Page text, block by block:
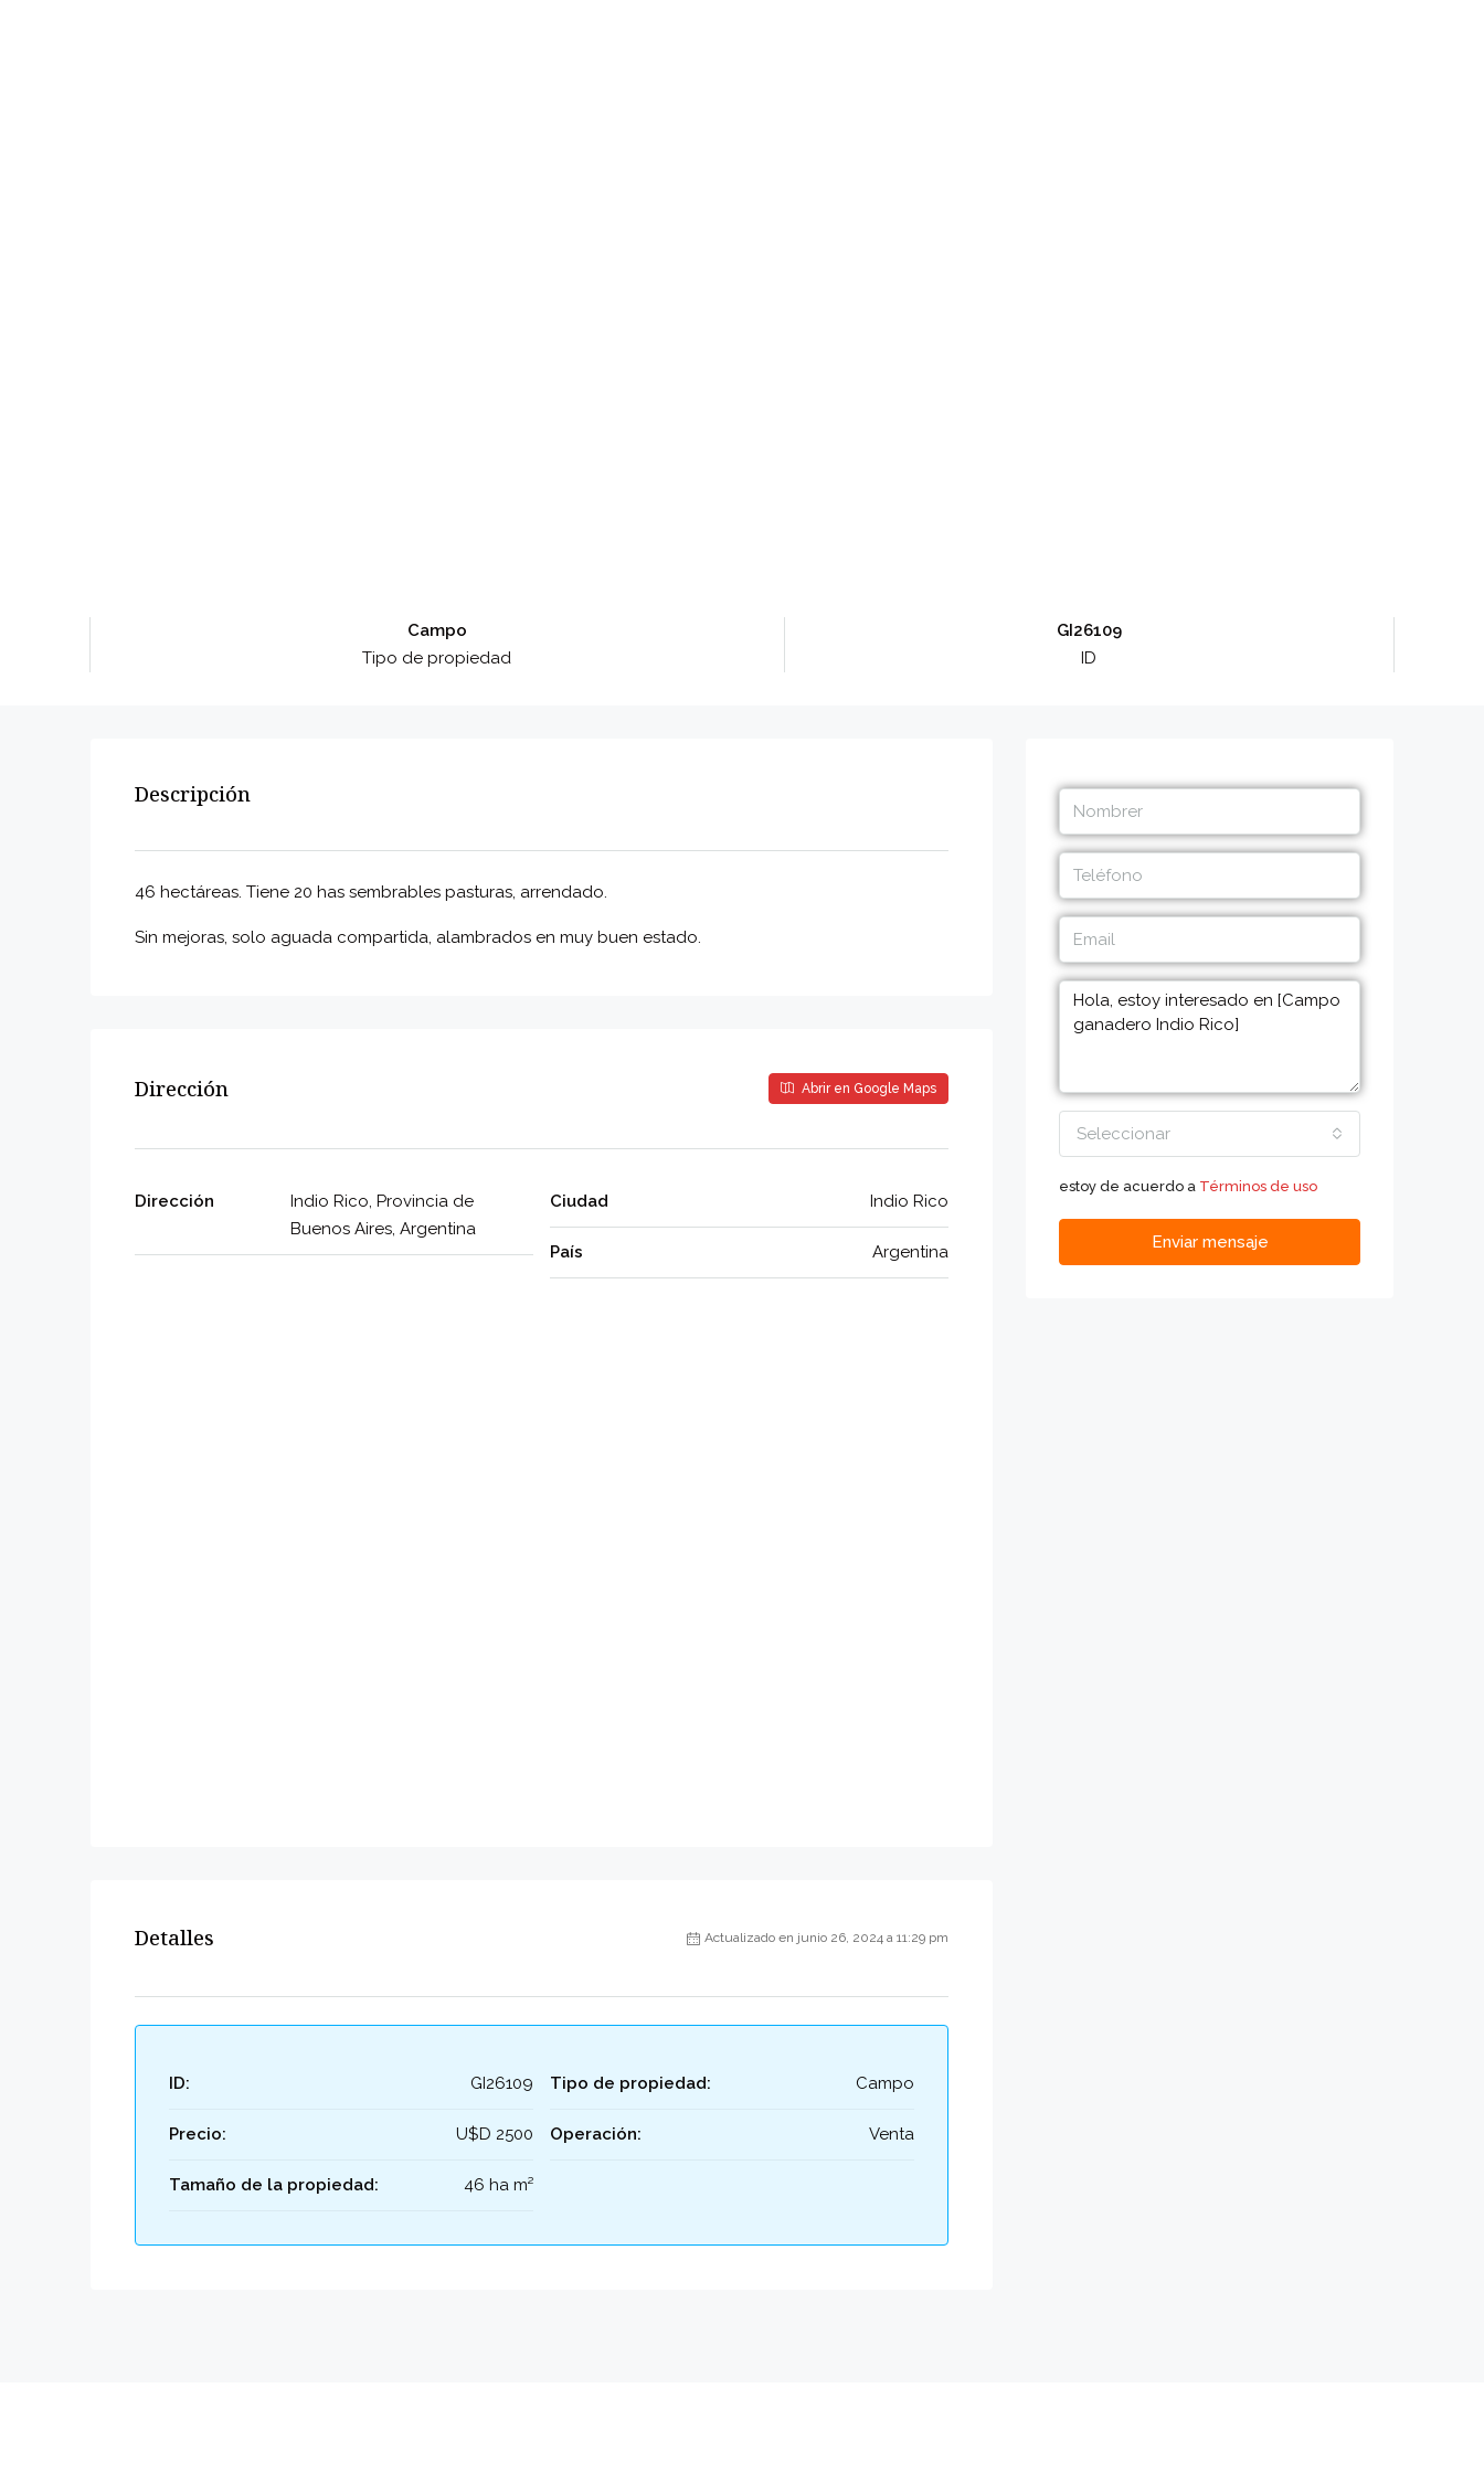
Campo
Tipo de propiedad
GI26109
ID
Descripción
46 hectáreas. Tiene 20 has sembrables pasturas, arrendado.
Sin mejoras, solo aguada compartida, alambrados en muy buen estado.
Dirección Abrir en Google Maps
Dirección
Indio Rico, Provincia de
Buenos Aires, Argentina
Ciudad Indio Rico
País Argentina
Detalles Actualizado en junio 26, 2024 a 11:29 pm
ID: GI26109
Precio: U$D 2500
Tamaño de la propiedad: 46 ha m²
Tipo de propiedad: Campo
Operación: Venta
Seleccionar
estoy de acuerdo a Términos de uso
Enviar mensaje